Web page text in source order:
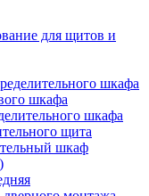
для щитов и
шкафа
шкафа
шкафа
щита
шкаф